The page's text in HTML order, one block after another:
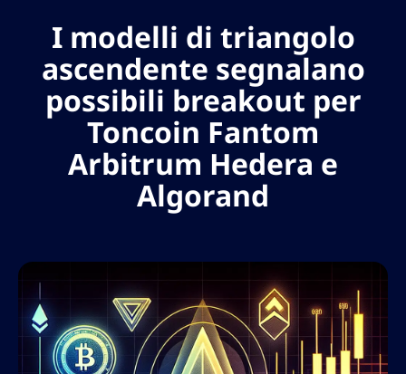
I modelli di triangolo
ascendente segnalano
possibili breakout per
Toncoin Fantom
Arbitrum Hedera e
Algorand